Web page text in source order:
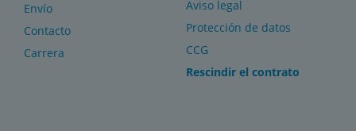
Envío
Contacto
Carrera
Aviso legal
Protección de datos
CCG
Rescindir el contrato